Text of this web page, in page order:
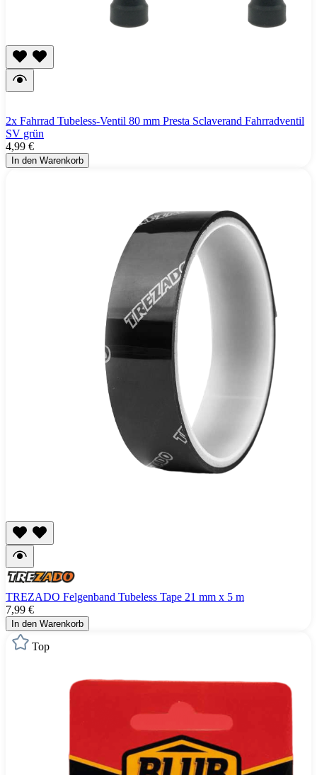
2x Fahrrad Tubeless-Ventil 80 mm Presta Sclaverand Fahrradventil
SV grün
4,99 €
In den Warenkorb
TREZADO Felgenband Tubeless Tape 21 mm x 5 m
7,99 €
In den Warenkorb
Top